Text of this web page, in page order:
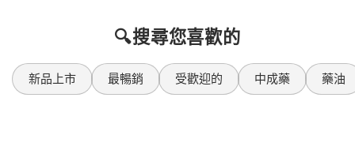
🔍搜尋您喜歡的
新品上市 最暢銷 受歡迎的 中成藥 藥油